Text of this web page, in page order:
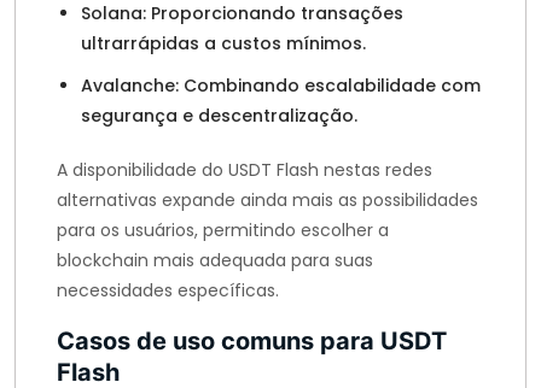
Solana: Proporcionando transações
ultrarrápidas a custos mínimos.
Avalanche: Combinando escalabilidade com
segurança e descentralização.
A disponibilidade do USDT Flash nestas redes
alternativas expande ainda mais as possibilidades
para os usuários, permitindo escolher a
blockchain mais adequada para suas
necessidades específicas.
Casos de uso comuns para USDT
Flash